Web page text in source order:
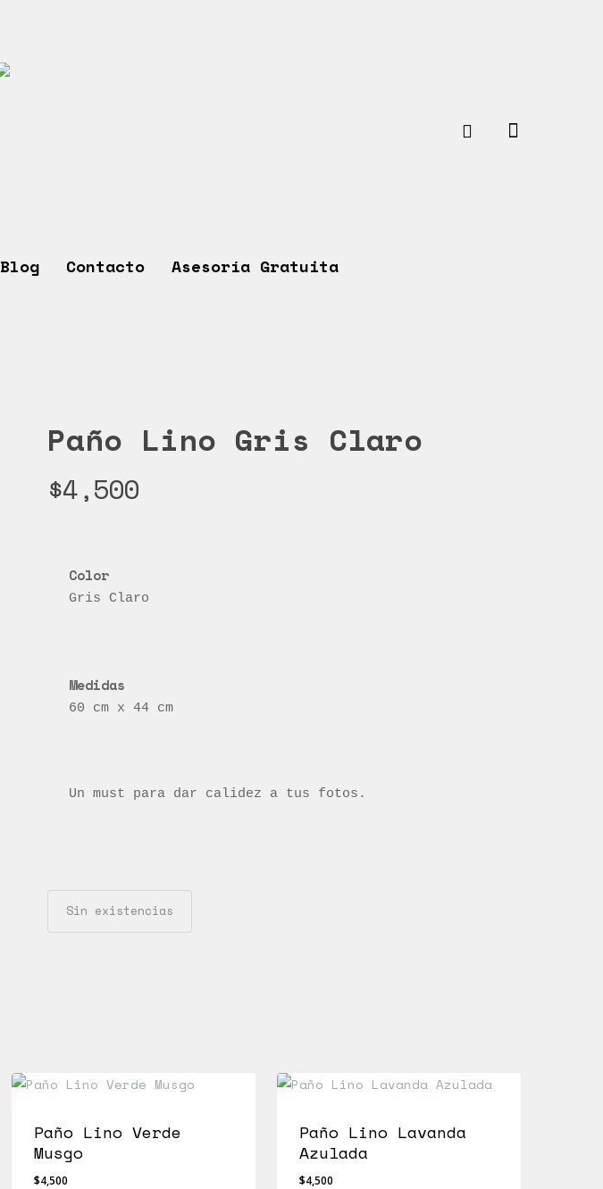
Blog Contacto Asesoría Gratuita
Paño Lino Gris Claro
$4,500
Gris Claro
60 cm x 44 cm
Un must para dar calidez a tus fotos.
Sin existencias
Paño Lino Verde
Musgo
$4,500
Paño Lino Lavanda
Azulada
$4,500